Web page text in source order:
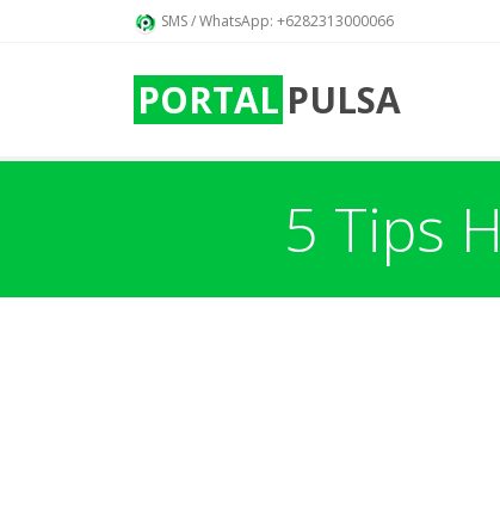
SMS / WhatsApp: +6282313000066
PORTAL PULSA
5 Tips